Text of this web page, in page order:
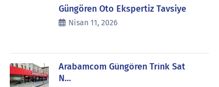
Güngören Oto Ekspertiz Tavsiye
Nisan 11, 2026
Arabamcom Güngören Trink Sat
N…